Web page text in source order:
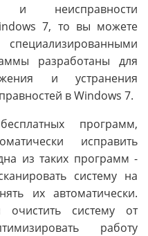
и неисправности
7, то вы можете
разработаны для
и устранения
в Windows 7.
программ,
исправить
из таких программ -
систему на
их автоматически.
очистить систему от
работу